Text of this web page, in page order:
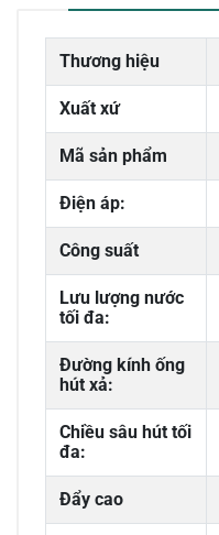
Thương hiệu
Xuất xứ
Mã sản phẩm
Điện áp:
Công suất
Lưu lượng nước
tối đa:
Đường kính ống
hút xả:
Chiều sâu hút tối
đa:
Đẩy cao